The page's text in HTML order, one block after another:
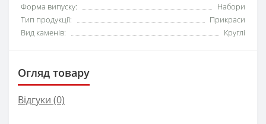
Форма випуску:
Набори
Тип продукції:
Прикраси
Вид каменів:
Круглі
Огляд товару
Відгуки (0)